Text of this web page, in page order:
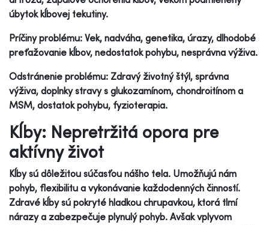
úbytok kĺbovej tekutiny.
Príčiny problému: Vek, nadváha, genetika, úrazy, dlhodobé
preťažovanie kĺbov, nedostatok pohybu, nesprávna výživa.
Odstránenie problému: Zdravý životný štýl, správna
výživa, doplnky stravy s glukozamínom, chondroitínom a
MSM, dostatok pohybu, fyzioterapia.
Kĺby: Nepretržitá opora pre
aktívny život
Kĺby sú dôležitou súčasťou nášho tela. Umožňujú nám
pohyb, flexibilitu a vykonávanie každodenných činností.
Zdravé kĺby sú pokryté hladkou chrupavkou, ktorá tlmí
nárazy a zabezpečuje plynulý pohyb. Avšak vplyvom